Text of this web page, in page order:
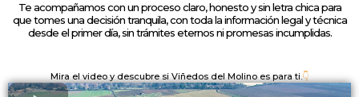
Te acompañamos con un proceso claro, honesto y sin letra chica para
que tomes una decisión tranquila, con toda la información legal y técnica
desde el primer día, sin trámites eternos ni promesas incumplidas.
Mira el video y descubre si Viñedos del Molino es para ti.👇